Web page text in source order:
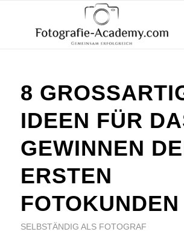
8
DEEN FÜR DAS
EWINNEN
RSTEN F
OTOKUNDEN
SELBSTÄNDIG ALS FOTOGRAF